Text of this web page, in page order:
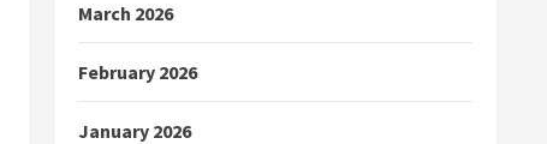
March 2026
February 2026
January 2026